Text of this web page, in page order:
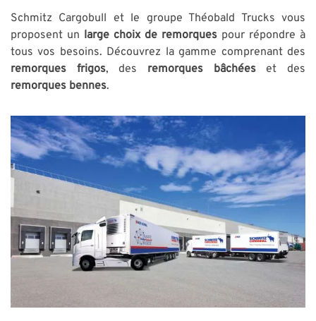
Schmitz Cargobull et le groupe Théobald Trucks vous
proposent un large choix de remorques pour répondre à
tous vos besoins. Découvrez la gamme comprenant des
remorques frigos, des remorques bâchéeset des
remorques bennes.